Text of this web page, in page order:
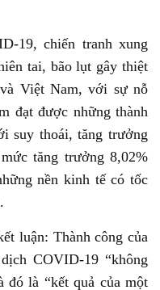
19, chiến tranh xung
tai, bão lụt gây thiệt
Việt Nam, với sự nỗ
đạt được những thành
suy thoái, tăng trưởng
tăng trưởng 8,02%
nền kinh tế có tốc
luận: Thành công của
COVID-19 “không
đó là “kết quả của một